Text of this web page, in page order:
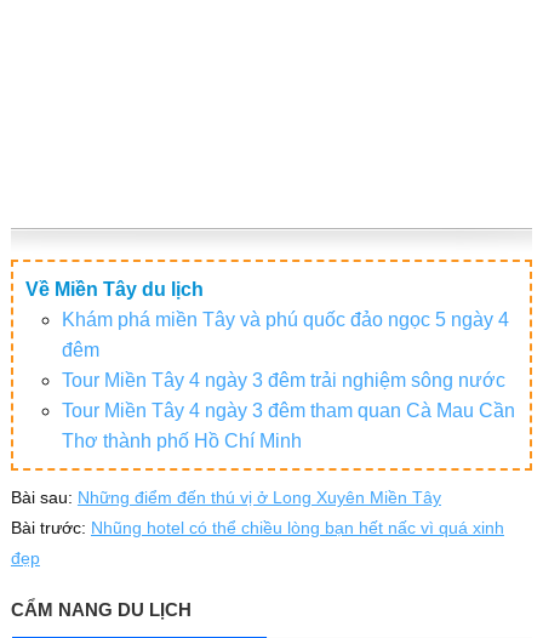
Về Miền Tây du lịch
Khám phá miền Tây và phú quốc đảo ngọc 5 ngày 4
đêm
Tour Miền Tây 4 ngày 3 đêm trải nghiệm sông nước
Tour Miền Tây 4 ngày 3 đêm tham quan Cà Mau Cần
Thơ thành phố Hồ Chí Minh
Bài sau: Những điểm đến thú vị ở Long Xuyên Miền Tây
Bài trước: Nhũng hotel có thể chiều lòng bạn hết nấc vì quá xinh
đẹp
CẨM NANG DU LỊCH